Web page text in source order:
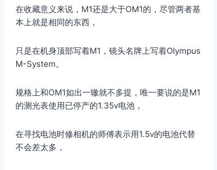
在收藏意义来说，M1还是大于OM1的，尽管两者基
本上就是相同的东西，
只是在机身顶部写着M1，镜头名牌上写着Olympus
M-System。
规格上和OM1如出一辙就不多提，唯一要说的是M1
的测光表使用已停产的1.35v电池，
在寻找电池时修相机的师傅表示用1.5v的电池代替
不会差太多，